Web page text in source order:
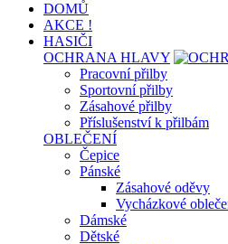
DOMŮ
AKCE !
HASIČI
OCHRANA HLAVY
Pracovní přilby
Sportovní přilby
Zásahové přilby
Příslušenství k přilbám
OBLEČENÍ
Čepice
Pánské
Zásahové oděvy
Vycházkové
Dámské
Dětské